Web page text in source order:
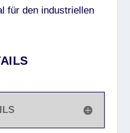
für den industriellen